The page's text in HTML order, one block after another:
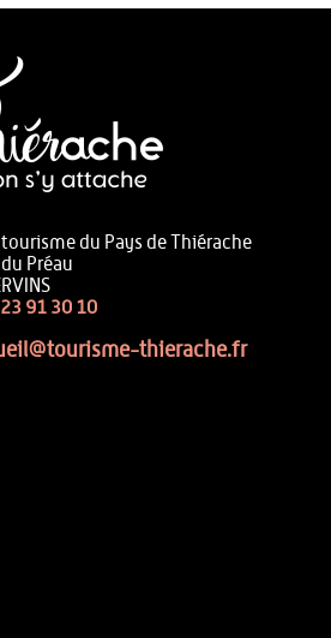
du Pays de Thiérache
Préau
91 30 10
thierache.fr